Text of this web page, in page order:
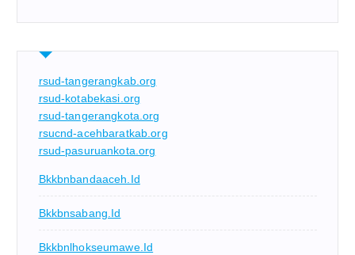
rsud-tangerangkab.org
rsud-kotabekasi.org
rsud-tangerangkota.org
rsucnd-acehbaratkab.org
rsud-pasuruankota.org
Bkkbnbandaaceh.id
Bkkbnsabang.id
Bkkbnlhokseumawe.id